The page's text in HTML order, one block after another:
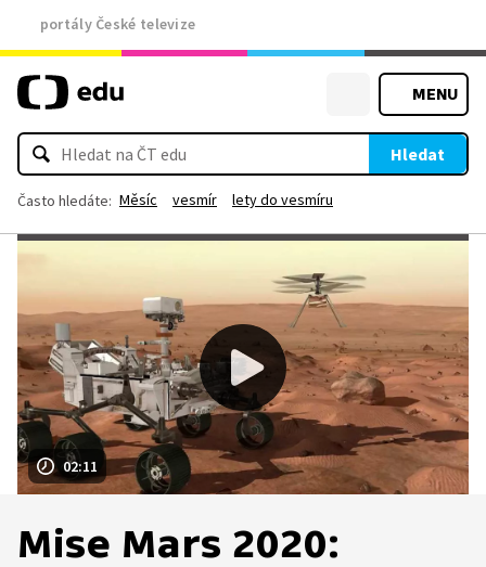
portály České televize
MENU
Hledat
Často hledáte: Měsíc vesmír lety do vesmíru
02:11
Mise Mars 2020: